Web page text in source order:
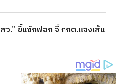
ว.” ขึ้นซักฟอก จี้ กกต.แจงเส้น